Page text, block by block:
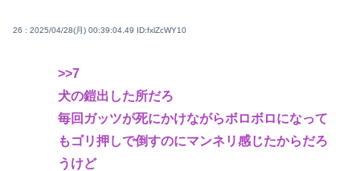
26 : 2025/04/28(月) 00:39:04.49 ID:fxlZcWY10
>>7
犬の鎧出した所だろ
毎回ガッツが死にかけながらボロボロになって
もゴリ押しで倒すのにマンネリ感じたからだろ
うけど